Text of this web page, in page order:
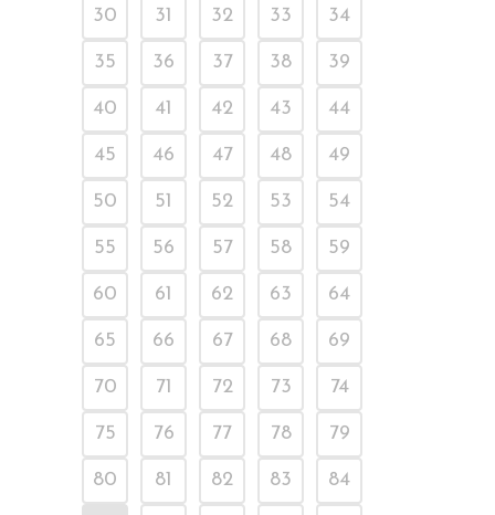
30 31 32 33 34
35 36 37 38 39
40 41 42 43 44
45 46 47 48 49
50 51 52 53 54
55 56 57 58 59
60 61 62 63 64
65 66 67 68 69
70 71 72 73 74
75 76 77 78 79
80 81 82 83 84